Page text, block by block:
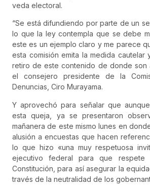
veda electoral.
“Se está difundiendo por parte de un
lo que la ley contempla que se debe
este es un ejemplo claro y me parece
esta comisión emita la medida cautelar
retiro de este contenido de donde son
el consejero presidente de la
Denuncias, Ciro Murayama.
Y aprovechó para señalar que
esta queja, ya se presentaron
mañanera de este mismo lunes en
alusión a encuestas que hacen
lo que hizo «una muy respetuosa
ejecutivo federal para que respete
Constitución, para así asegurar la
través de la neutralidad de los